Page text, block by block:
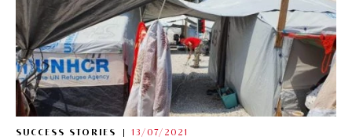
SUCCESS STORIES 13/07/2021